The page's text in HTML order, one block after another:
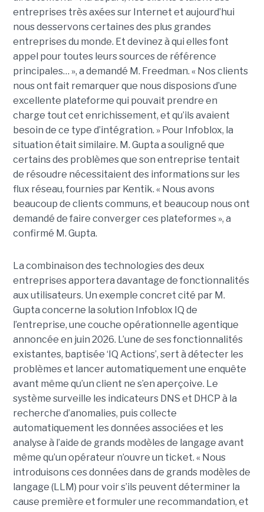
entreprises très axées sur Internet et aujourd’hui
nous desservons certaines des plus grandes
entreprises du monde. Et devinez à qui elles font
appel pour toutes leurs sources de référence
principales… », a demandé M. Freedman. « Nos clients
nous ont fait remarquer que nous disposions d’une
excellente plateforme qui pouvait prendre en
charge tout cet enrichissement, et qu’ils avaient
besoin de ce type d’intégration. » Pour Infoblox, la
situation était similaire. M. Gupta a souligné que
certains des problèmes que son entreprise tentait
de résoudre nécessitaient des informations sur les
flux réseau, fournies par Kentik. « Nous avons
beaucoup de clients communs, et beaucoup nous ont
demandé de faire converger ces plateformes », a
confirmé M. Gupta.
La combinaison des technologies des deux
entreprises apportera davantage de fonctionnalités
aux utilisateurs. Un exemple concret cité par M.
Gupta concerne la solution Infoblox IQ de
l’entreprise, une couche opérationnelle agentique
annoncée en juin 2026. L’une de ses fonctionnalités
existantes, baptisée ‘IQ Actions’, sert à détecter les
problèmes et lancer automatiquement une enquête
avant même qu’un client ne s’en aperçoive. Le
système surveille les indicateurs DNS et DHCP à la
recherche d’anomalies, puis collecte
automatiquement les données associées et les
analyse à l’aide de grands modèles de langage avant
même qu’un opérateur n’ouvre un ticket. « Nous
introduisons ces données dans de grands modèles de
langage (LLM) pour voir s’ils peuvent déterminer la
cause première et formuler une recommandation, et